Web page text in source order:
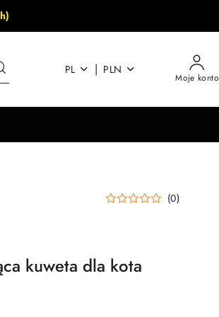
PL | PLN
Moje konto
(0)
kuweta dla kota